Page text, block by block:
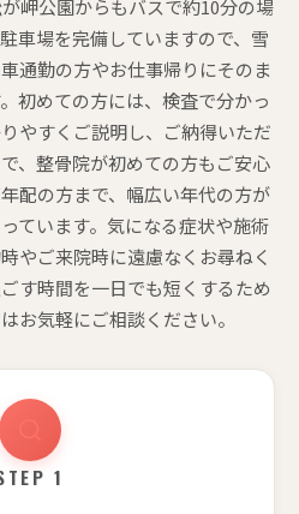
岬公園からもバスで約10分の場
車場を完備していますので、雪
通勤の方やお仕事帰りにそのま
初めての方には、検査で分かっ
やすくご説明し、ご納得いただ
、整骨院が初めての方もご安心
配の方まで、幅広い年代の方が
ています。気になる症状や施術
やご来院時に遠慮なくお尋ねく
す時間を一日でも短くするため
お気軽にご相談ください。
1